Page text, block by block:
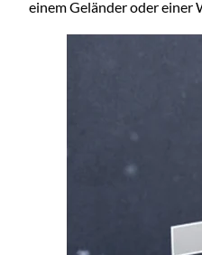
einem Geländer oder einer